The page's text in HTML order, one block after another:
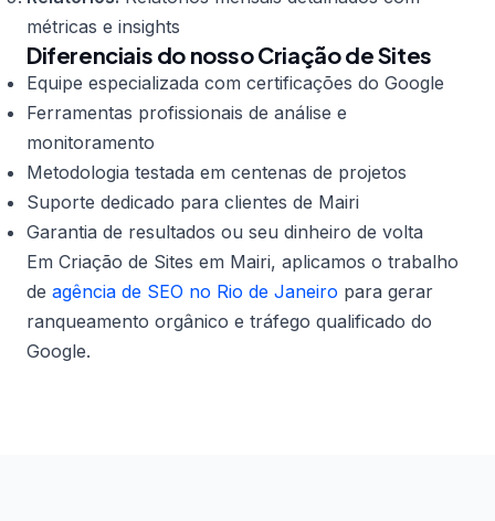
métricas e insights
Diferenciais do nosso Criação de Sites
Equipe especializada com certificações do Google
Ferramentas profissionais de análise e
monitoramento
Metodologia testada em centenas de projetos
Suporte dedicado para clientes de Mairi
Garantia de resultados ou seu dinheiro de volta
Em Criação de Sites em Mairi, aplicamos o trabalho
de agência de SEO no Rio de Janeiro para gerar
ranqueamento orgânico e tráfego qualificado do
Google.